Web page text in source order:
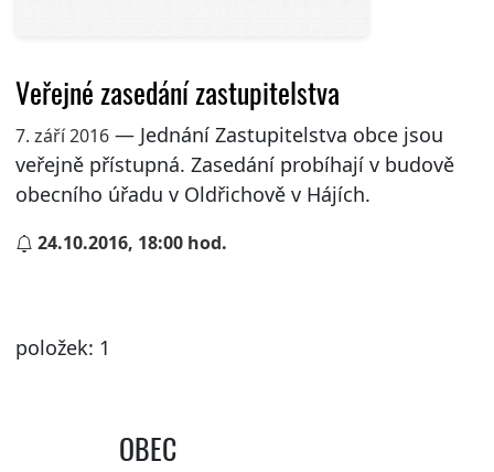
Veřejné zasedání zastupitelstva
7. září 2016— Jednání Zastupitelstva obce jsou
veřejně přístupná. Zasedání probíhají v budově
obecního úřadu v Oldřichově v Hájích.
24.10.2016, 18:00 hod.
položek: 1
OBEC